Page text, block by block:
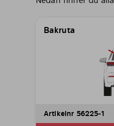
Bakruta
Artikelnr 56225-1